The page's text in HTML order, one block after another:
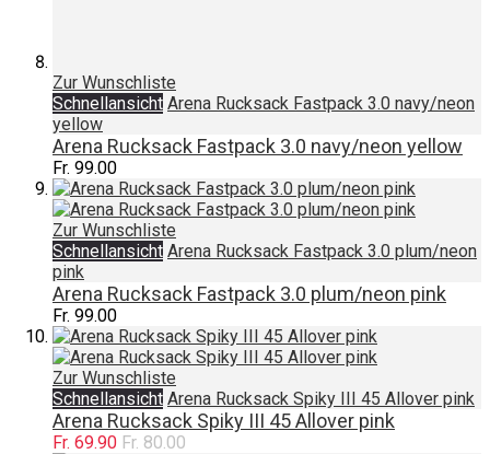
Zur Wunschliste
Schnellansicht Arena Rucksack Fastpack 3.0 navy/neon
yellow
Arena Rucksack Fastpack 3.0 navy/neon yellow
Fr. 99.00
Zur Wunschliste
Schnellansicht Arena Rucksack Fastpack 3.0 plum/neon
pink
Arena Rucksack Fastpack 3.0 plum/neon pink
Fr. 99.00
Zur Wunschliste
Schnellansicht Arena Rucksack Spiky III 45 Allover pink
Arena Rucksack Spiky III 45 Allover pink
Fr. 69.90 Fr. 80.00